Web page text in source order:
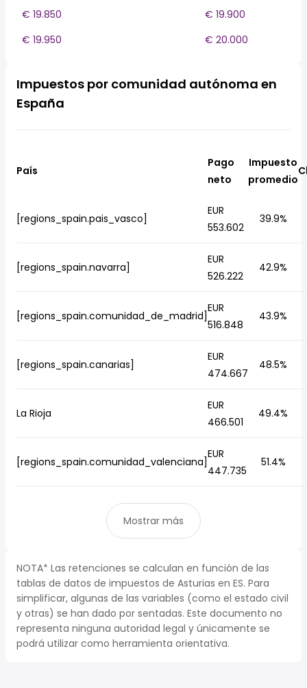
€ 19.850
€ 19.900
€ 19.950
€ 20.000
Impuestos por comunidad autónoma en
España
País
Pago
neto
Impuesto
promedio
[regions_spain.pais_vasco]
EUR
553.602
39.9%
[regions_spain.navarra]
EUR
526.222
42.9%
[regions_spain.comunidad_de_madrid]
EUR
516.848
43.9%
[regions_spain.canarias]
EUR
474.667
48.5%
La Rioja
EUR
466.501
49.4%
[regions_spain.comunidad_valenciana]
EUR
447.735
51.4%
Mostrar más
NOTA* Las retenciones se calculan en función de las
tablas de datos de impuestos de Asturias en ES. Para
simplificar, algunas de las variables (como el estado civil
y otras) se han dado por sentadas. Este documento no
representa ninguna autoridad legal y únicamente se
podrá utilizar como herramienta orientativa.